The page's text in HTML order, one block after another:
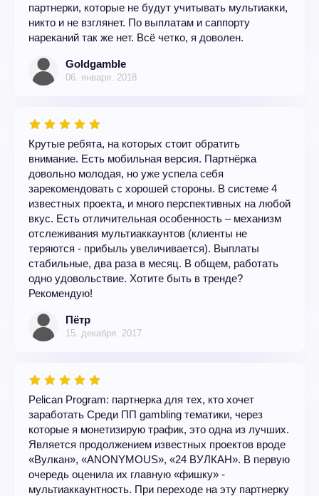
партнерки, которые не будут учитывать мультиакки,
никто и не взглянет. По выплатам и саппорту
нареканий так же нет. Всё четко, я доволен.
Goldgamble
06. января. 2018
Крутые ребята, на которых стоит обратить
внимание. Есть мобильная версия. Партнёрка
довольно молодая, но уже успела себя
зарекомендовать с хорошей стороны. В системе 4
известных проекта, и много перспективных на любой
вкус. Есть отличительная особенность – механизм
отслеживания мультиаккаунтов (клиенты не
теряются - прибыль увеличивается). Выплаты
стабильные, два раза в месяц. В общем, работать
одно удовольствие. Хотите быть в тренде?
Рекомендую!
Пётр
15. декабря. 2017
Pelican Program: партнерка для тех, кто хочет
заработать Среди ПП gambling тематики, через
которые я монетизирую трафик, это одна из лучших.
Является продолжением известных проектов вроде
«Вулкан», «ANONYMOUS», «24 ВУЛКАН». В первую
очередь оценила их главную «фишку» -
мультиаккаунтность. При переходе на эту партнерку